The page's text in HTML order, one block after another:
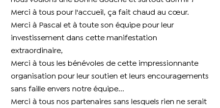
Merci à tous pour l'accueil, ça fait chaud au cœur.
Merci à Pascal et à toute son équipe pour leur
investissement dans cette manifestation
extraordinaire,
Merci à tous les bénévoles de cette impressionnante
organisation pour leur soutien et leurs encouragements
sans faille envers notre équipe...
Merci à tous nos partenaires sans lesquels rien ne serait